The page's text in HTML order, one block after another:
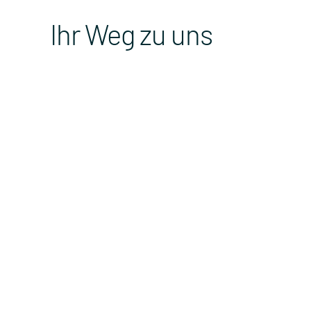
Ihr Weg zu uns